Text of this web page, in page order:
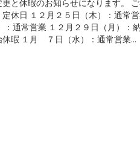
と休暇のお知らせになります。
定休日 １２月２５日（木）：通常
：通常営業 １２月２９日（月）
暇 １月 ７日（水）：通常営業...